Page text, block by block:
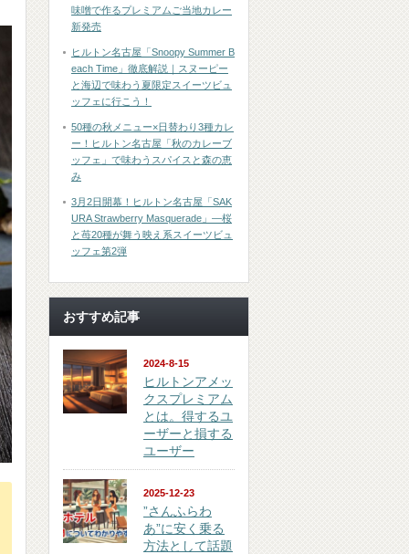
味噌で作るプレミアムご当地カレー
新発売
ヒルトン名古屋「Snoopy Summer B
each Time」徹底解説｜スヌーピー
と海辺で味わう夏限定スイーツビュ
ッフェに行こう！
50種の秋メニュー×日替わり3種カレ
ー！ヒルトン名古屋「秋のカレーブ
ッフェ」で味わうスパイスと森の恵
み
3月2日開幕！ヒルトン名古屋「SAK
URA Strawberry Masquerade」―桜
と苺20種が舞う映え系スイーツビュ
ッフェ第2弾
おすすめ記事
2024-8-15
ヒルトンアメッ
クスプレミアム
とは。得するユ
ーザーと損する
ユーザー
2025-12-23
”さんふらわ
あ”に安く乗る
方法として話題